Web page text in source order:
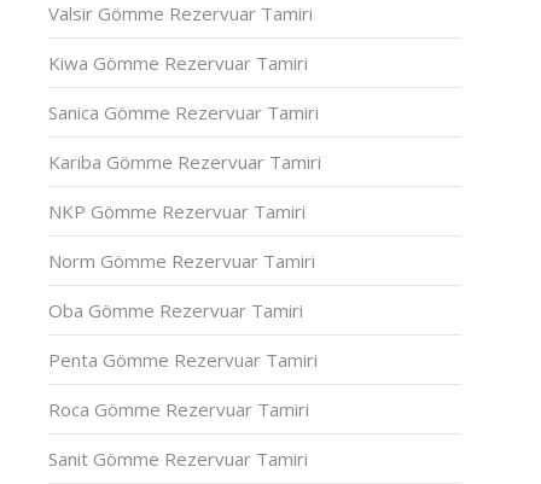
Valsir Gömme Rezervuar Tamiri
Kiwa Gömme Rezervuar Tamiri
Sanica Gömme Rezervuar Tamiri
Kariba Gömme Rezervuar Tamiri
NKP Gömme Rezervuar Tamiri
Norm Gömme Rezervuar Tamiri
Oba Gömme Rezervuar Tamiri
Penta Gömme Rezervuar Tamiri
Roca Gömme Rezervuar Tamiri
Sanit Gömme Rezervuar Tamiri